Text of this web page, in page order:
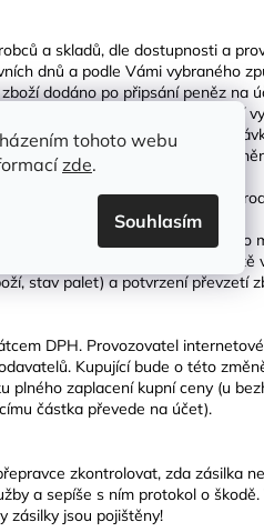
tohoto webu
zde.
Souhlasím
a skladů, dle dostupnosti a
dnů a podle Vámi vybraného
dodáno po připsání peněz na
kdy je možno si zboží
kupujícího. Za splnění
pouze osoba k tomu
je dohodnuta mezi kupujícím a
místo určení (zpevnění, prostor pro
Ten současně zajistí na
stav palet) a potvrzení převzetí
DPH. Provozovatel
Kupující bude o této
plného zaplacení kupní ceny (u
částka převede na účet).
zkontrolovat, zda zásilka
a sepíše s ním protokol o
zásilky jsou pojištěny!